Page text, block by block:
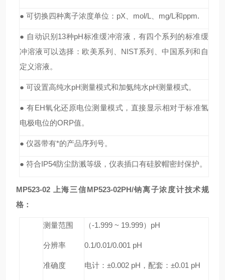
● 可切换四种离子浓度单位：pX、mol/L、mg/L和ppm.
● 自动识别13种pH标准缓冲溶液，有四个系列的标准缓
冲溶液可以选择：欧美系列、NIST系列、中国系列和自
定义溶液。
● 可设置高纯水pH测量模式和加氨纯水pH测量模式。
● 有EH氧化还原电位测量模式，直接显示相对于标准氢
电极电位的ORP值。
● 仪器带有*的产品序列号。
● 符合IP54防尘防溅等级，仪表插口有硅胶帽密封保护。
MP523-02 上海三信MP523-02PH/钠离子浓度计技术规
格：
测量范围
分辨率
准确度
（-1.999 ~ 19.999）pH
0.1/0.01/0.001 pH
电计：±0.002 pH，配套：±0.01 pH